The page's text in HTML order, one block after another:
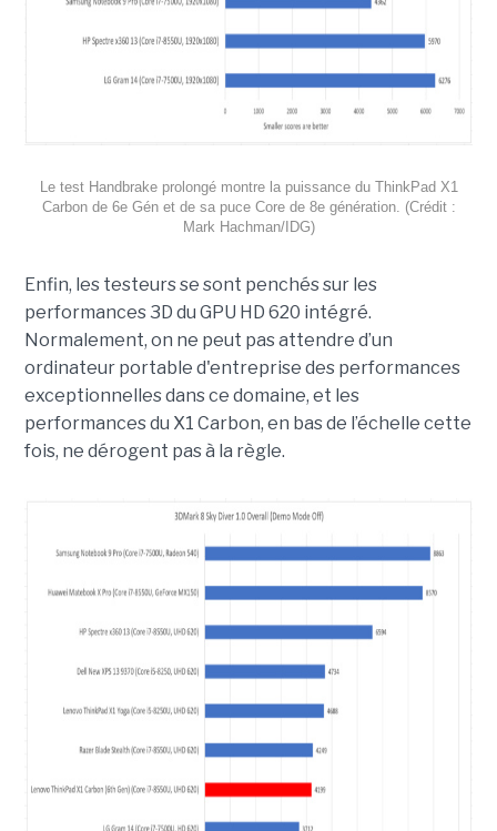
Le test Handbrake prolongé montre la puissance du ThinkPad X1
Carbon de 6e Gén et de sa puce Core de 8e génération. (Crédit :
Mark Hachman/IDG)
Enfin, les testeurs se sont penchés sur les
performances 3D du GPU HD 620 intégré.
Normalement, on ne peut pas attendre d’un
ordinateur portable d'entreprise des performances
exceptionnelles dans ce domaine, et les
performances du X1 Carbon, en bas de l’échelle cette
fois, ne dérogent pas à la règle.